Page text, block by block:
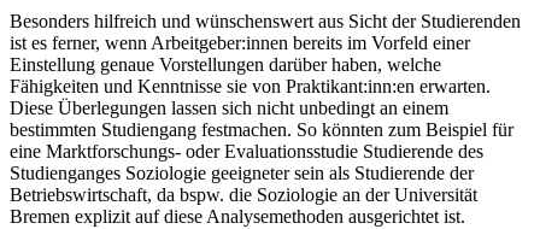
Besonders hilfreich und wünschenswert aus Sicht der Studierenden
ist es ferner, wenn Arbeitgeber:innen bereits im Vorfeld einer
Einstellung genaue Vorstellungen darüber haben, welche
Fähigkeiten und Kenntnisse sie von Praktikant:inn:en erwarten.
Diese Überlegungen lassen sich nicht unbedingt an einem
bestimmten Studiengang festmachen. So könnten zum Beispiel für
eine Marktforschungs- oder Evaluationsstudie Studierende des
Studienganges Soziologie geeigneter sein als Studierende der
Betriebswirtschaft, da bspw. die Soziologie an der Universität
Bremen explizit auf diese Analysemethoden ausgerichtet ist.